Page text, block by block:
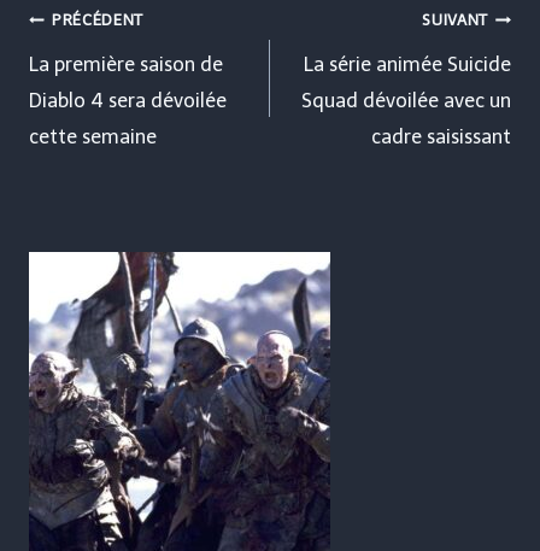
Navigation
de
l’article
PRÉCÉDENT
La première saison de
Diablo 4 sera dévoilée
cette semaine
SUIVANT
La série animée Suicide
Squad dévoilée avec un
cadre saisissant